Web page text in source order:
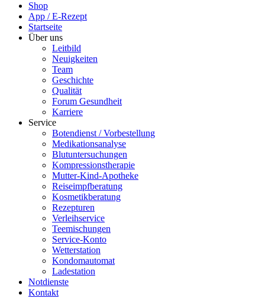
Shop
App / E-Rezept
Startseite
Über uns
Leitbild
Neuigkeiten
Team
Geschichte
Qualität
Forum Gesundheit
Karriere
Service
Botendienst / Vorbestellung
Medikationsanalyse
Blutuntersuchungen
Kompressionstherapie
Mutter-Kind-Apotheke
Reiseimpfberatung
Kosmetikberatung
Rezepturen
Verleihservice
Teemischungen
Service-Konto
Wetterstation
Kondomautomat
Ladestation
Notdienste
Kontakt